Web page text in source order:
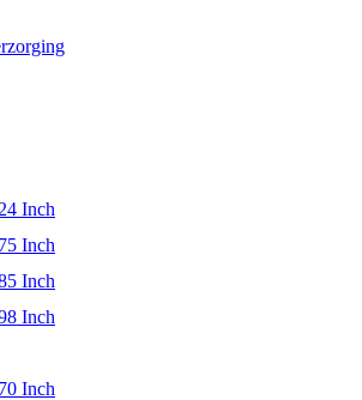
Inch
Inch
Inch
Inch
Inch